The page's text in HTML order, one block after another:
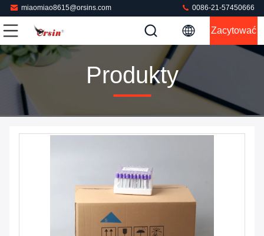
miaomiao8615@orsins.com 0086-21-57450666
Zacytować
Produkty